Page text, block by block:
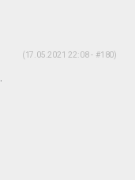
(17.05.2021 22:08 - #180)